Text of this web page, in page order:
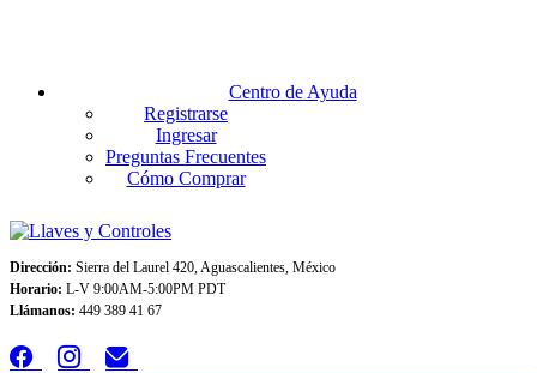
Centro de Ayuda
Registrarse
Ingresar
Preguntas Frecuentes
Cómo Comprar
Dirección: Sierra del Laurel 420, Aguascalientes, México
Horario: L-V 9:00AM-5:00PM PDT
Llámanos: 449 389 41 67